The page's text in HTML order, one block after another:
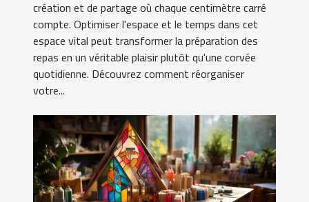
création et de partage où chaque centimètre carré
compte. Optimiser l'espace et le temps dans cet
espace vital peut transformer la préparation des
repas en un véritable plaisir plutôt qu'une corvée
quotidienne. Découvrez comment réorganiser
votre...